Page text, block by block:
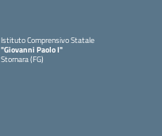
Istituto Comprensivo Statale
"Giovanni Paolo I"
Stornara (FG)